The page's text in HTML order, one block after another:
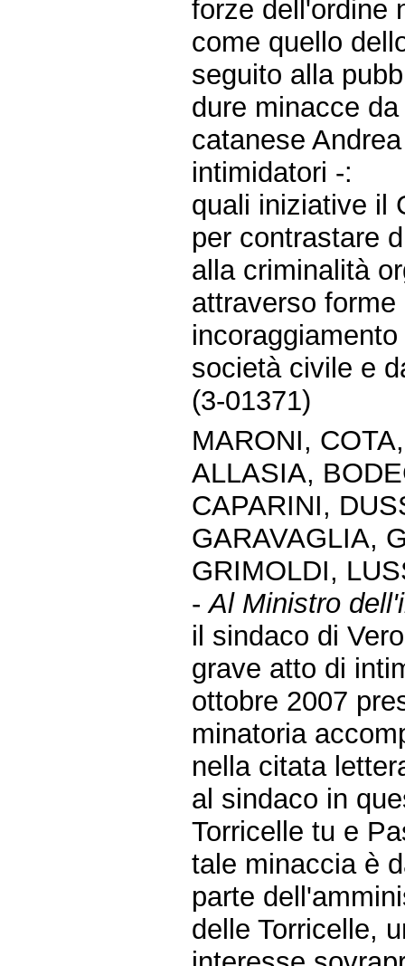
forze dell'ordine
come quello
seguito alla
dure minacce
catanese
intimidatori -:
quali iniziative il
per contrastare
alla criminalità
attraverso
società civile e
(3-01371)
MARONI,
ALLASIA,
CAPARINI,
GARAVAGLIA,
GRIMOLDI,
-Al Ministro
il sindaco di
grave atto di
ottobre 2007
minatoria
nella citata
al sindaco in
Torricelle tu e
tale minaccia è
parte
delle Torricelle,